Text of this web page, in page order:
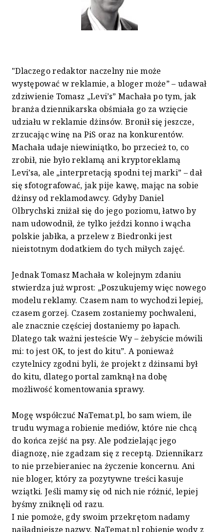
"Dlaczego redaktor naczelny nie może
występować w reklamie, a bloger może” – udawał
zdziwienie Tomasz „Levi’s” Machała po tym, jak
branża dziennikarska obśmiała go za wzięcie
udziału w reklamie dżinsów. Bronił się jeszcze,
zrzucając winę na PiS oraz na konkurentów.
Machała udaje niewiniątko, bo przecież to, co
zrobił, nie było reklamą ani kryptoreklamą
Levi’sa, ale „interpretacją spodni tej marki” – dał
się sfotografować, jak pije kawę, mając na sobie
dżinsy od reklamodawcy. Gdyby Daniel
Olbrychski zniżał się do jego poziomu, łatwo by
nam udowodnił, że tylko jeździ konno i wącha
polskie jabłka, a przelew z Biedronki jest
nieistotnym dodatkiem do tych miłych zajęć.
Jednak Tomasz Machała w kolejnym zdaniu
stwierdza już wprost: „Poszukujemy więc nowego
modelu reklamy. Czasem nam to wychodzi lepiej,
czasem gorzej. Czasem zostaniemy pochwaleni,
ale znacznie częściej dostaniemy po łapach.
Dlatego tak ważni jesteście Wy – żebyście mówili
mi: to jest OK, to jest do kitu”. A ponieważ
czytelnicy zgodni byli, że projekt z dżinsami był
do kitu, dlatego portal zamknął na dobę
możliwość komentowania sprawy.
Mogę współczuć NaTemat.pl, bo sam wiem, ile
trudu wymaga robienie mediów, które nie chcą
do końca zejść na psy. Ale podzielając jego
diagnozę, nie zgadzam się z receptą. Dziennikarz
to nie przebieraniec na życzenie koncernu. Ani
nie bloger, który za pozytywne treści kasuje
wziątki. Jeśli mamy się od nich nie różnić, lepiej
byśmy zniknęli od razu.
I nie pomoże, gdy swoim przekrętom nadamy
najładniejsze nazwy. NaTemat.pl robienie wody z